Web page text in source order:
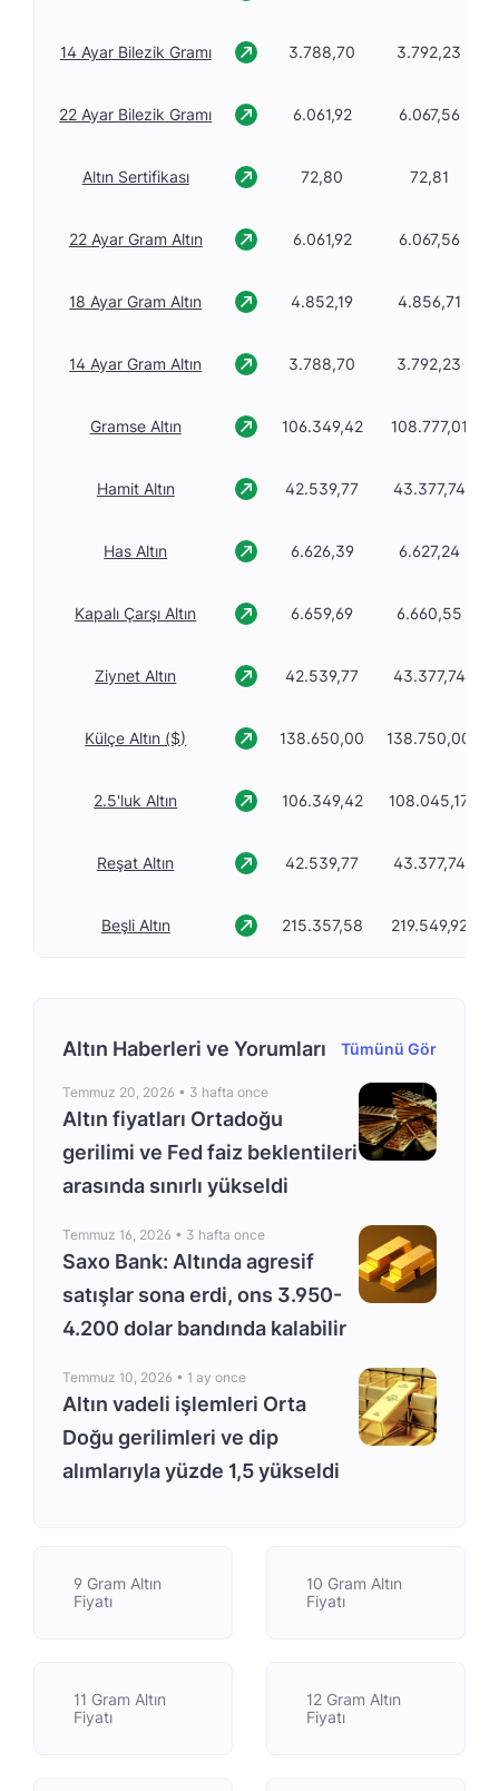
14 Ayar Bilezik Gramı 3.788,70 3.792,23
22 Ayar Bilezik Gramı 6.061,92 6.067,56
Altın Sertifikası 72,80 72,81
22 Ayar Gram Altın 6.061,92 6.067,56
18 Ayar Gram Altın 4.852,19 4.856,71
14 Ayar Gram Altın 3.788,70 3.792,23
Gramse Altın 106.349,42 108.777,01
Hamit Altın 42.539,77 43.377,74
Has Altın 6.626,39 6.627,24
Kapalı Çarşı Altın 6.659,69 6.660,55
Ziynet Altın 42.539,77 43.377,74
Külçe Altın ($) 138.650,00 138.750,00
2.5'luk Altın 106.349,42 108.045,17
Reşat Altın 42.539,77 43.377,74
Beşli Altın 215.357,58 219.549,92
Altın Haberleri ve Yorumları Tümünü Gör
Temmuz 20, 2026 • 3 hafta once
Altın fiyatları Ortadoğu
gerilimi ve Fed faiz beklentileri
arasında sınırlı yükseldi
Temmuz 16, 2026 • 3 hafta once
Saxo Bank: Altında agresif
satışlar sona erdi, ons 3.950-
4.200 dolar bandında kalabilir
Temmuz 10, 2026 • 1 ay once
Altın vadeli işlemleri Orta
Doğu gerilimleri ve dip
alımlarıyla yüzde 1,5 yükseldi
9 Gram Altın
Fiyatı
10 Gram Altın
Fiyatı
11 Gram Altın
Fiyatı
12 Gram Altın
Fiyatı